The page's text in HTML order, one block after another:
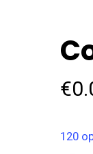
€
120